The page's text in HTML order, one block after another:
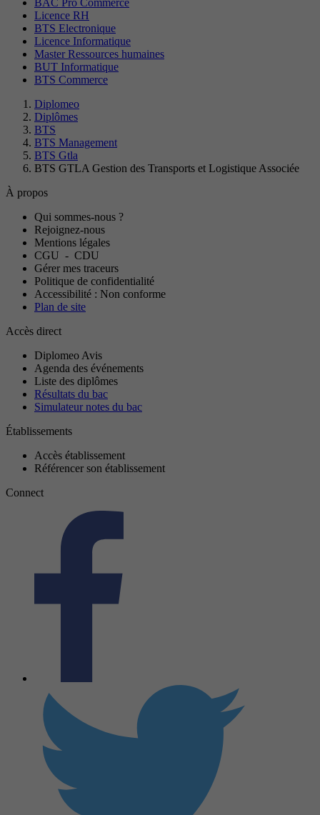
BAC Pro Commerce
Licence RH
BTS Electronique
Licence Informatique
Master Ressources humaines
BUT Informatique
BTS Commerce
Diplomeo
Diplômes
BTS
BTS Management
BTS Gtla
BTS GTLA Gestion des Transports et Logistique Associée
À propos
Qui sommes-nous ?
Rejoignez-nous
Mentions légales
CGU - CDU
Gérer mes traceurs
Politique de confidentialité
Accessibilité : Non conforme
Plan de site
Accès direct
Diplomeo Avis
Agenda des événements
Liste des diplômes
Résultats du bac
Simulateur notes du bac
Établissements
Accès établissement
Référencer son établissement
Connect